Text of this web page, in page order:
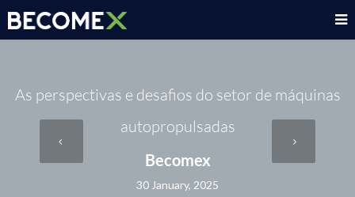
As perspectivas e desafios do setor de máquinas
autopropulsadas
Becomex
30 January, 2025